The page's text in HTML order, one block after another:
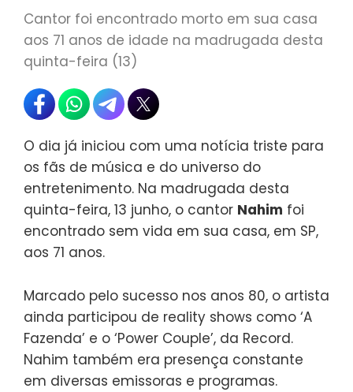
Cantor foi encontrado morto em sua casa
aos 71 anos de idade na madrugada desta
quinta-feira (13)
O dia já iniciou com uma notícia triste para
os fãs de música e do universo do
entretenimento. Na madrugada desta
quinta-feira, 13 junho, o cantor Nahim foi
encontrado sem vida em sua casa, em SP,
aos 71 anos.
Marcado pelo sucesso nos anos 80, o artista
ainda participou de reality shows como ‘A
Fazenda’ e o ‘Power Couple’, da Record.
Nahim também era presença constante
em diversas emissoras e programas.